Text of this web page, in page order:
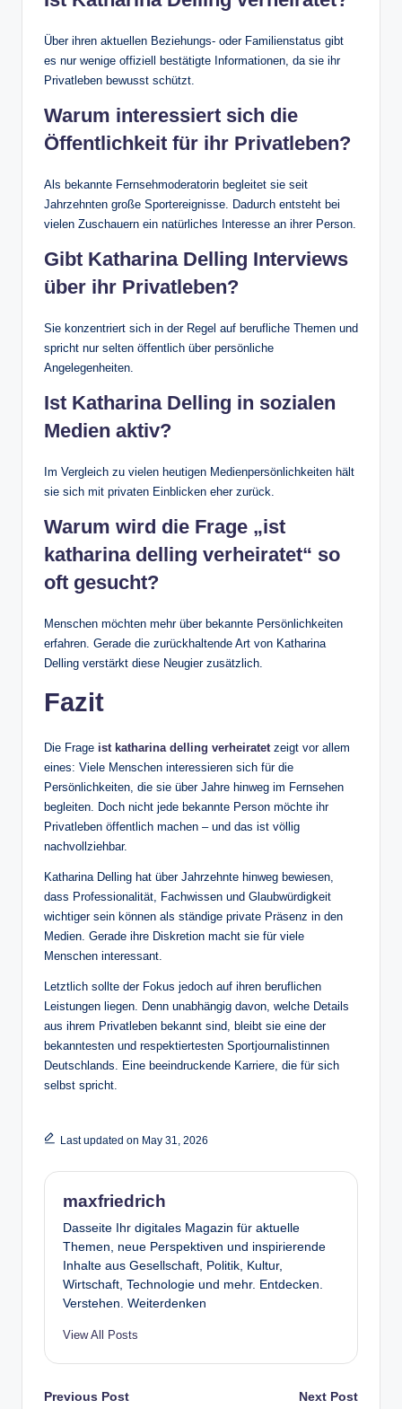
Über ihren aktuellen Beziehungs- oder Familienstatus gibt
es nur wenige offiziell bestätigte Informationen, da sie ihr
Privatleben bewusst schützt.
Warum interessiert sich die
Öffentlichkeit für ihr Privatleben?
Als bekannte Fernsehmoderatorin begleitet sie seit
Jahrzehnten große Sportereignisse. Dadurch entsteht bei
vielen Zuschauern ein natürliches Interesse an ihrer Person.
Gibt Katharina Delling Interviews
über ihr Privatleben?
Sie konzentriert sich in der Regel auf berufliche Themen und
spricht nur selten öffentlich über persönliche
Angelegenheiten.
Ist Katharina Delling in sozialen
Medien aktiv?
Im Vergleich zu vielen heutigen Medienpersönlichkeiten hält
sie sich mit privaten Einblicken eher zurück.
Warum wird die Frage „ist
katharina delling verheiratet“ so
oft gesucht?
Menschen möchten mehr über bekannte Persönlichkeiten
erfahren. Gerade die zurückhaltende Art von Katharina
Delling verstärkt diese Neugier zusätzlich.
Fazit
Die Frage ist katharina delling verheiratet zeigt vor allem
eines: Viele Menschen interessieren sich für die
Persönlichkeiten, die sie über Jahre hinweg im Fernsehen
begleiten. Doch nicht jede bekannte Person möchte ihr
Privatleben öffentlich machen – und das ist völlig
nachvollziehbar.
Katharina Delling hat über Jahrzehnte hinweg bewiesen,
dass Professionalität, Fachwissen und Glaubwürdigkeit
wichtiger sein können als ständige private Präsenz in den
Medien. Gerade ihre Diskretion macht sie für viele
Menschen interessant.
Letztlich sollte der Fokus jedoch auf ihren beruflichen
Leistungen liegen. Denn unabhängig davon, welche Details
aus ihrem Privatleben bekannt sind, bleibt sie eine der
bekanntesten und respektiertesten Sportjournalistinnen
Deutschlands. Eine beeindruckende Karriere, die für sich
selbst spricht.
Last updated on May 31, 2026
maxfriedrich
Dasseite Ihr digitales Magazin für aktuelle
Themen, neue Perspektiven und inspirierende
Inhalte aus Gesellschaft, Politik, Kultur,
Wirtschaft, Technologie und mehr. Entdecken.
Verstehen. Weiterdenken
View All Posts
Post
Previous Post Next Post